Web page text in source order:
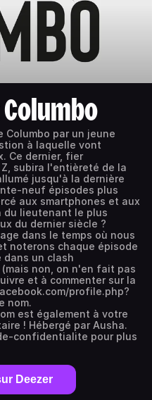
Columbo
Columbo par un jeune
à laquelle vont
Ce dernier, fier
subira l'entièreté de la
jusqu'à la dernière
neuf épisodes plus
aux smartphones et aux
du lieutenant le plus
du dernier siècle ?
dans le temps où nous
noterons chaque épisode
dans un clash
non, on n'en fait pas
et à commenter sur la
profile.php?
nom.
est également à votre
! Hébergé par Ausha.
confidentialite pour plus
Deezer